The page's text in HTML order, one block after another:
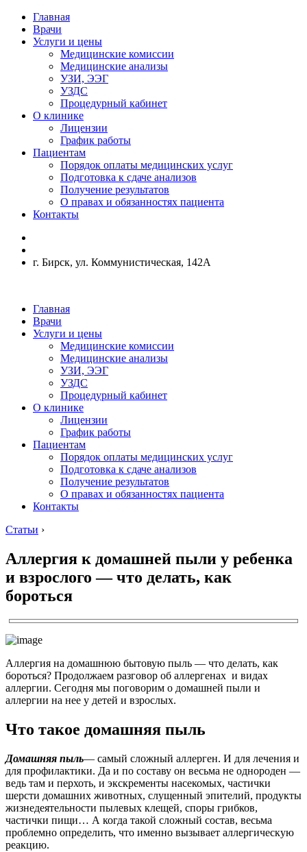
Главная
Врачи
Услуги и цены
Медицинские комиссии
Медицинские анализы
УЗИ, ЭЭГ
УЗДС
Процедурный кабинет
О клинике
Лицензии
График работы
Пациентам
Порядок оплаты медицинских услуг
Подготовка к сдаче анализов
Получение результатов
О правах и обязанностях пациента
Контакты
г. Бирск, ул. Коммунистическая, 142А
Главная
Врачи
Услуги и цены
Медицинские комиссии
Медицинские анализы
УЗИ, ЭЭГ
УЗДС
Процедурный кабинет
О клинике
Лицензии
График работы
Пациентам
Порядок оплаты медицинских услуг
Подготовка к сдаче анализов
Получение результатов
О правах и обязанностях пациента
Контакты
Статьи ›
Аллергия к домашней пыли у ребенка
и взрослого — что делать, как
бороться
Аллергия на домашнюю бытовую пыль — что делать, как
бороться? Продолжаем разговор об аллергенах и видах
аллергии. Сегодня мы поговорим о домашней пыли и
аллергии на нее у детей и взрослых.
Что такое домашняя пыль
Домашняя пыль— самый сложный аллерген. И для лечения и
для профилактики. Да и по составу он весьма не однороден —
ведь там и перхоть, и экскременты насекомых, частички
шерсти домашних животных, слущенный эпителий, продукты
жизнедеятельности пылевых клещей, споры грибков,
частички пищи… А когда такой сложный состав, весьма
проблемно определить, что именно вызывает аллергическую
реакцию.